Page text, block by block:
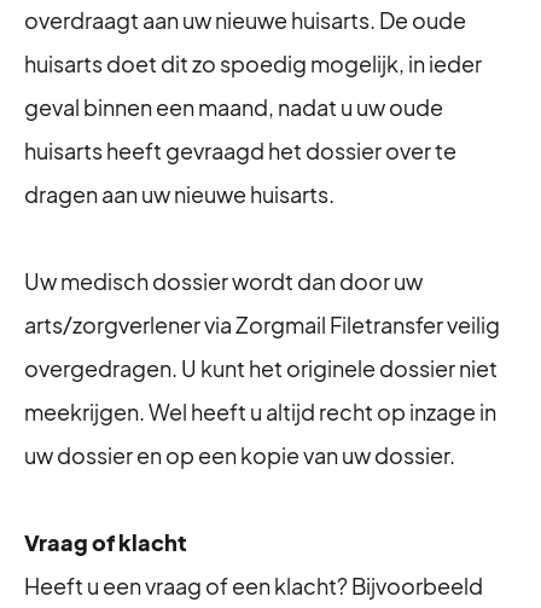
overdraagt aan uw nieuwe huisarts. De oude
huisarts doet dit zo spoedig mogelijk, in ieder
geval binnen een maand, nadat u uw oude
huisarts heeft gevraagd het dossier over te
dragen aan uw nieuwe huisarts.
Uw medisch dossier wordt dan door uw
arts/zorgverlener via Zorgmail Filetransfer veilig
overgedragen. U kunt het originele dossier niet
meekrijgen. Wel heeft u altijd recht op inzage in
uw dossier en op een kopie van uw dossier.
Vraag of klacht
Heeft u een vraag of een klacht? Bijvoorbeeld